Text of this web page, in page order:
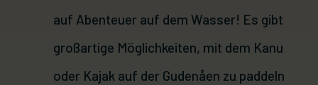
auf Abenteuer auf dem Wasser! Es gibt
großartige Möglichkeiten, mit dem Kanu
oder Kajak auf der Gudenåen zu paddeln